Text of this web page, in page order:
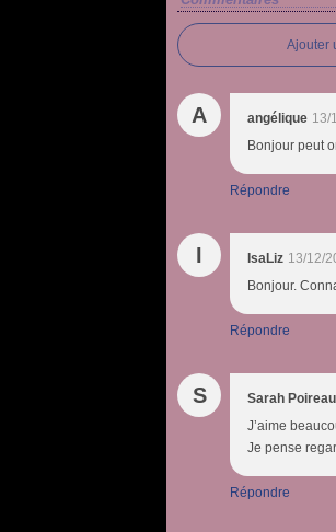
Ajouter
A angélique 13/
Bonjour peut
Répondre
I IsaLiz 13/12/
Bonjour.
Répondre
S Sarah Poireau
J’aime
Je pense
Répondre